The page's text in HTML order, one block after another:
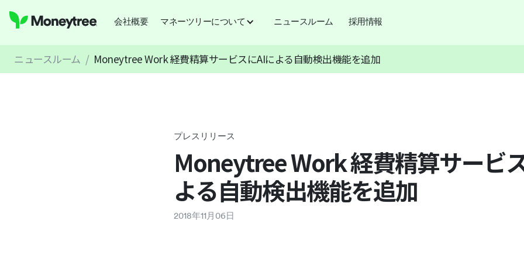
会社概要 マネーツリーについて ニュースルーム 採用情報
ニュースルーム / Moneytree Work 経費精算サービスにAIによる自動検出機能を追加
プレスリリース
Moneytree Work 経費精算サービ
よる自動検出機能を追加
2018年11月 06日